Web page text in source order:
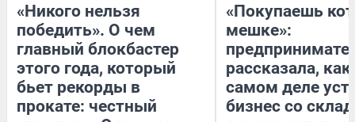
«Никого нельзя
победить». О чем
главный блокбастер
этого года, который
бьет рекорды в
прокате: честный
«Покупаешь
мешке»:
рассказала, как
самом деле
бизнес со